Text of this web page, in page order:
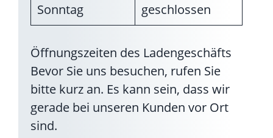
Sonntag
geschlossen
Öffnungszeiten des Ladengeschäfts
Bevor Sie uns besuchen, rufen Sie
bitte kurz an. Es kann sein, dass wir
gerade bei unseren Kunden vor Ort
sind.